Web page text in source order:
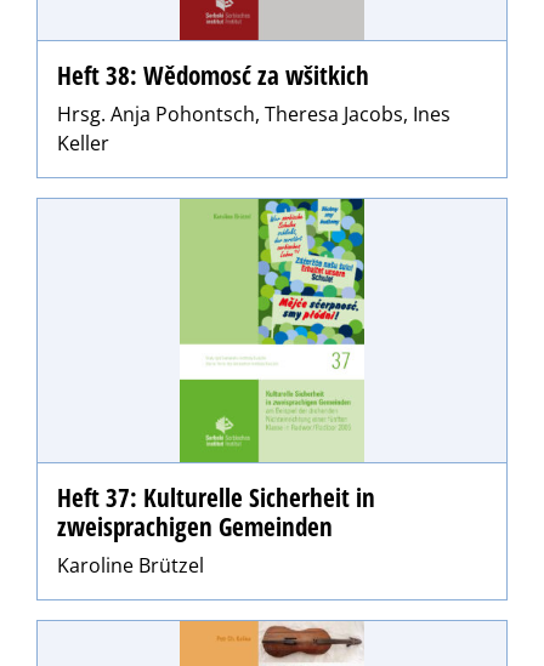
Heft 38: Wědomosć za wšitkich
Hrsg. Anja Pohontsch, Theresa Jacobs, Ines
Keller
Heft 37: Kulturelle Sicherheit in
zweisprachigen Gemeinden
Karoline Brützel